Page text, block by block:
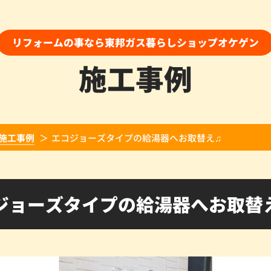
リフォームの事なら東邦ガス暮らしショップオケゲン
施工事例
工事例 エコジョーズタイプの給湯器へお取替え♫
ョーズタイプの給湯器へお取